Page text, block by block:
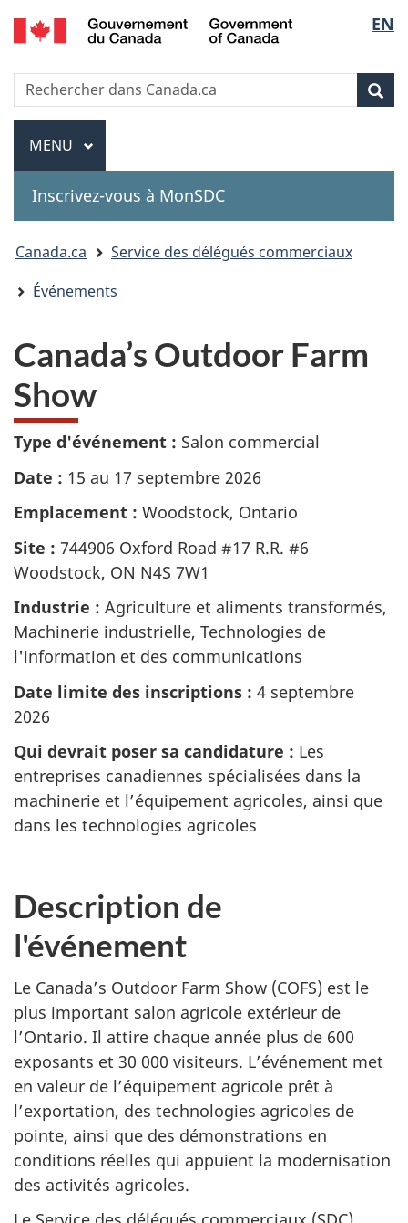
Passer
au
principal
Passer
à
Au
sujet
»
Passer
à
version
HTML
de
la
EN
Government
Recherche
Rechercher
dans
Canada.ca
Menu
MENU PRINCIPAL
Inscrivez-vous à MonSDC
You
are
Canada.ca
Service des délégués commerciaux
Événements
Canada’s Outdoor Farm
Show
Type d'événement : Salon commercial
Date : 15 au 17 septembre 2026
Emplacement : Woodstock, Ontario
Site : 744906 Oxford Road #17 R.R. #6
Woodstock, ON N4S 7W1
Industrie : Agriculture et aliments transformés,
Machinerie industrielle, Technologies de
l'information et des communications
Date limite des inscriptions : 4 septembre
2026
Qui devrait poser sa candidature : Les
entreprises canadiennes spécialisées dans la
machinerie et l’équipement agricoles, ainsi que
dans les technologies agricoles
Description de
l'événement
Le Canada’s Outdoor Farm Show (COFS) est le
plus important salon agricole extérieur de
l’Ontario. Il attire chaque année plus de 600
exposants et 30 000 visiteurs. L’événement met
en valeur de l’équipement agricole prêt à
l’exportation, des technologies agricoles de
pointe, ainsi que des démonstrations en
conditions réelles qui appuient la modernisation
des activités agricoles.